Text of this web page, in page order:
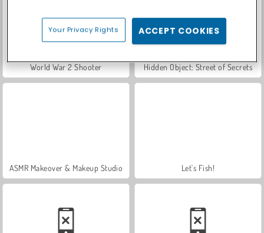
World War 2 Shooter Hidden Object: Street of Secrets
ASMR Makeover & Makeup Studio Let's Fish!
Your Privacy Rights ACCEPT COOKIES